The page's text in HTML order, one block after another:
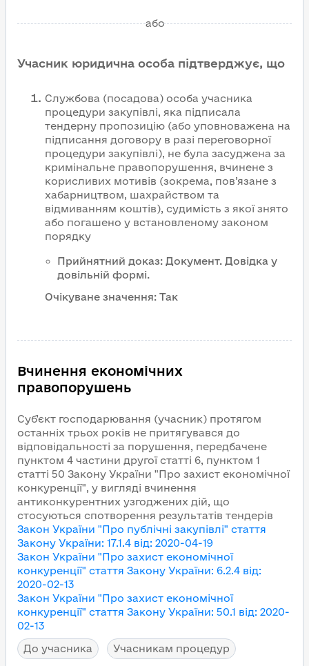
або
Учасник юридична особа підтверджує, що
Службова (посадова) особа учасника
процедури закупівлі, яка підписала
тендерну пропозицію (або уповноважена на
підписання договору в разі переговорної
процедури закупівлі), не була засуджена за
кримінальне правопорушення, вчинене з
корисливих мотивів (зокрема, пов’язане з
хабарництвом, шахрайством та
відмиванням коштів), судимість з якої знято
або погашено у встановленому законом
порядку
Прийнятний доказ: Документ. Довідка у
довільній формі.
Очікуване значення: Так
Вчинення економічних
правопорушень
Суб'єкт господарювання (учасник) протягом
останніх трьох років не притягувався до
відповідальності за порушення, передбачене
пунктом 4 частини другої статті 6, пунктом 1
статті 50 Закону України "Про захист економічної
конкуренції", у вигляді вчинення
антиконкурентних узгоджених дій, що
стосуються спотворення результатів тендерів
Закон України "Про публічні закупівлі" стаття
Закону України: 17.1.4 від: 2020-04-19
Закон України "Про захист економічної
конкуренції" стаття Закону України: 6.2.4 від:
2020-02-13
Закон України "Про захист економічної
конкуренції" стаття Закону України: 50.1 від: 2020-
02-13
До учасника
Учасникам процедур